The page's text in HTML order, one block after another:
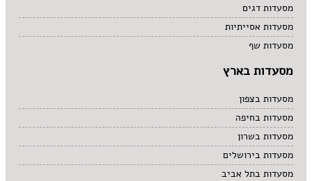
מסעדות דגים
מסעדות אסייתיות
מסעדות שף
מסעדות בארץ
מסעדות בצפון
מסעדות בחיפה
מסעדות בשרון
מסעדות בירושלים
מסעדות בתל אביב